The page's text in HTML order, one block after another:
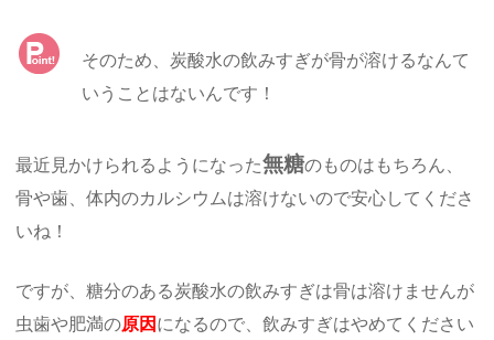
そのため、炭酸水の飲みすぎが骨が溶けるなんて
いうことはないんです！
最近見かけられるようになった無糖のものはもちろん、
骨や歯、体内のカルシウムは溶けないので安心してくださ
いね！
ですが、糖分のある炭酸水の飲みすぎは骨は溶けませんが
虫歯や肥満の原因 になるので、飲みすぎはやめてください